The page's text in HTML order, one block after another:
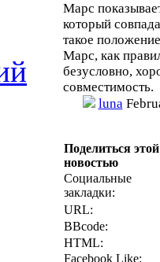
Марс
который
такое
Марс, как
безусловно,
совместимость.
luna
Поделиться этой
новостью
Социальные
закладки:
URL:
BBcode:
HTML:
Facebook Like: